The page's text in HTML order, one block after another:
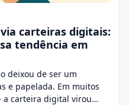
carteiras digitais:
tendência em
deixou de ser um
e papelada. Em muitos
carteira digital virou…